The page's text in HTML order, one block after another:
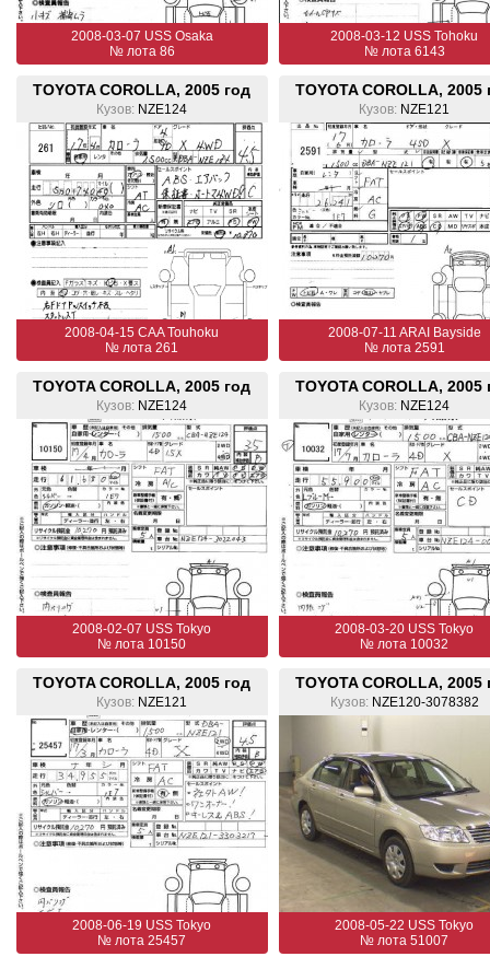
2008-03-07 USS Osaka
№ лота 86
2008-03-12 USS Tohoku
№ лота 6143
TOYOTA COROLLA, 2005 год
Кузов: NZE124
2008-04-15 CAA Touhoku
№ лота 261
TOYOTA COROLLA, 2005
Кузов: NZE121
2008-07-11 ARAI Bayside
№ лота 2591
TOYOTA COROLLA, 2005 год
Кузов: NZE124
2008-02-07 USS Tokyo
№ лота 10150
TOYOTA COROLLA, 2005
Кузов: NZE124
2008-03-20 USS Tokyo
№ лота 10032
TOYOTA COROLLA, 2005 год
Кузов: NZE121
2008-06-19 USS Tokyo
№ лота 25457
TOYOTA COROLLA, 2005
Кузов: NZE120-3078382
2008-05-22 USS Tokyo
№ лота 51007